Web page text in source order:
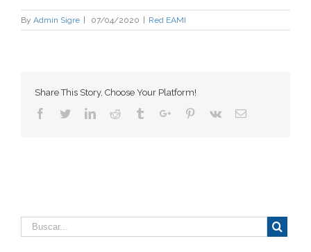
By Admin Sigre | 07/04/2020 | Red EAMI
Share This Story, Choose Your Platform!
Facebook
TwitterLinkedinReddit TumblrGoogle+Pinterest
Vk Email